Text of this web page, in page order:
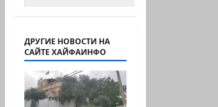
ДРУГИЕ НОВОСТИ НА
САЙТЕ ХАЙФАИНФО